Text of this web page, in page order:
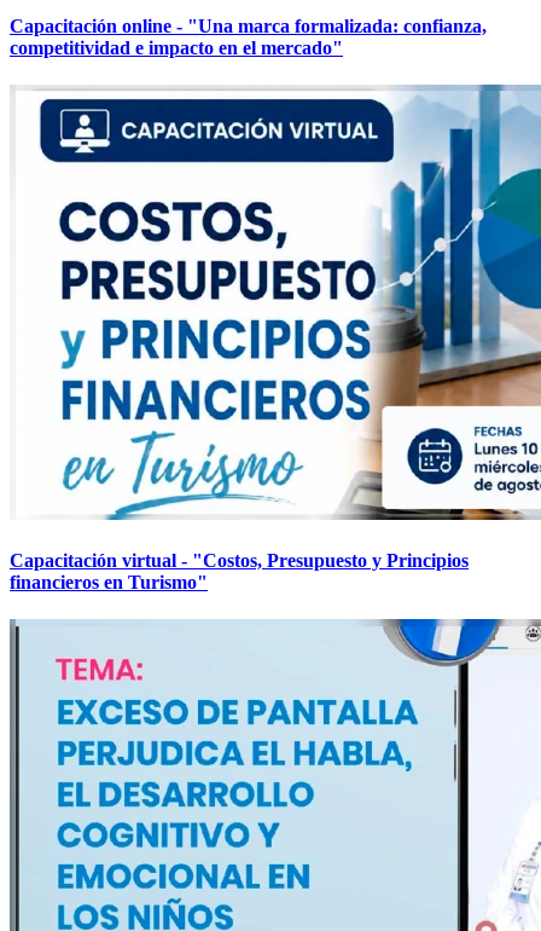
Capacitación online - "Una marca formalizada: confianza,
competitividad e impacto en el mercado"
Capacitación virtual - "Costos, Presupuesto y Principios
financieros en Turismo"